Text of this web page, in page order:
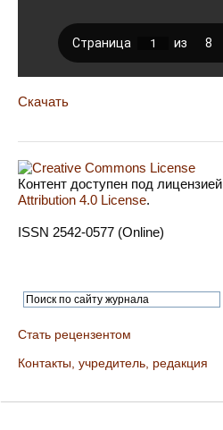
Скачать
Контент доступен под лицензией
Attribution 4.0 License.
ISSN 2542-0577 (Online)
Стать рецензентом
Контакты, учредитель, редакция